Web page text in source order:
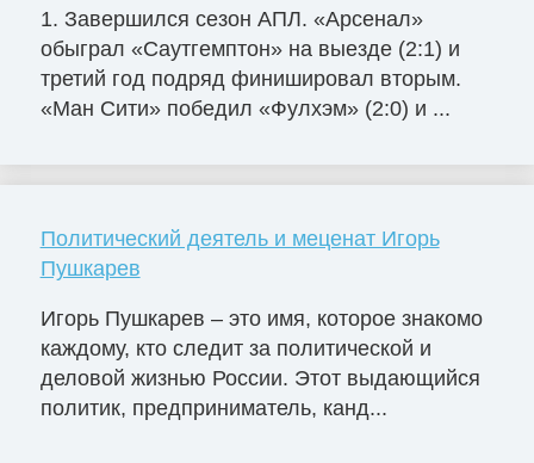
1. Завершился сезон АПЛ. «Арсенал»
обыграл «Саутгемптон» на выезде (2:1) и
третий год подряд финишировал вторым.
«Ман Сити» победил «Фулхэм» (2:0) и ...
Политический деятель и меценат Игорь
Пушкарев
Игорь Пушкарев – это имя, которое знакомо
каждому, кто следит за политической и
деловой жизнью России. Этот выдающийся
политик, предприниматель, канд...